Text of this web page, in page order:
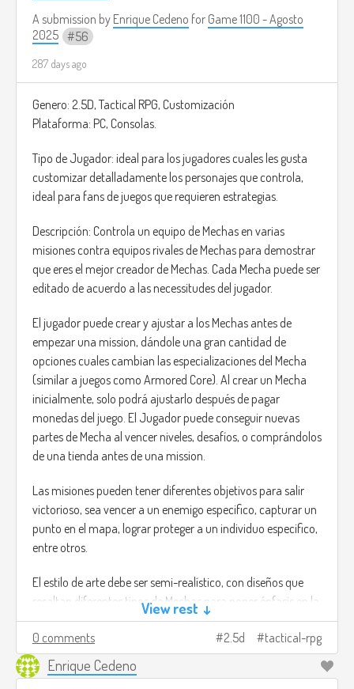
A submission by Enrique Cedeno for Game 1100 - Agosto
2025
56
287 days ago
Genero: 2.5D, Tactical RPG, Customización
Plataforma: PC, Consolas.
Tipo de Jugador: ideal para los jugadores cuales les gusta
customizar detalladamente los personajes que controla,
ideal para fans de juegos que requieren estrategias.
Descripción: Controla un equipo de Mechas en varias
misiones contra equipos rivales de Mechas para demostrar
que eres el mejor creador de Mechas. Cada Mecha puede ser
editado de acuerdo a las necessitudes del jugador.
El jugador puede crear y ajustar a los Mechas antes de
empezar una mission, dándole una gran cantidad de
opciones cuales cambian las especializaciones del Mecha
(similar a juegos como Armored Core). Al crear un Mecha
inicialmente, solo podrá ajustarlo después de pagar
monedas del juego. El Jugador puede conseguir nuevas
partes de Mecha al vencer niveles, desafíos, o comprándolos
de una tienda antes de una mission.
Las misiones pueden tener diferentes objetivos para salir
victorioso, sea vencer a un enemigo especifico, capturar un
punto en el mapa, lograr proteger a un individuo especifico,
entre otros.
El estilo de arte debe ser semi-realístico, con diseños que
resaltan diferentes tipos de Mechas para poner énfasis en la
customización.
La música debe ser tecno-jungle, un mix que pueda ser al
mismo tiempo tenso y que salte al haber acción.
View rest ↓
0 comments 2.5d tactical-rpg
Enrique Cedeno